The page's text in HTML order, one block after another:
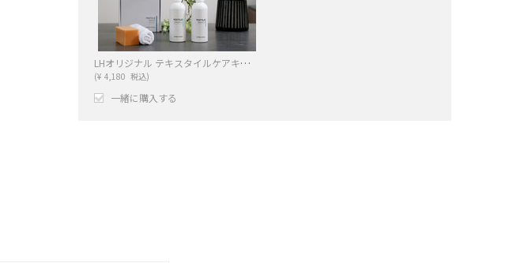
LHオリジナル テキスタイルケアキット ナチュラルファーバー
(¥ 4,180 税込)
一緒に購入する